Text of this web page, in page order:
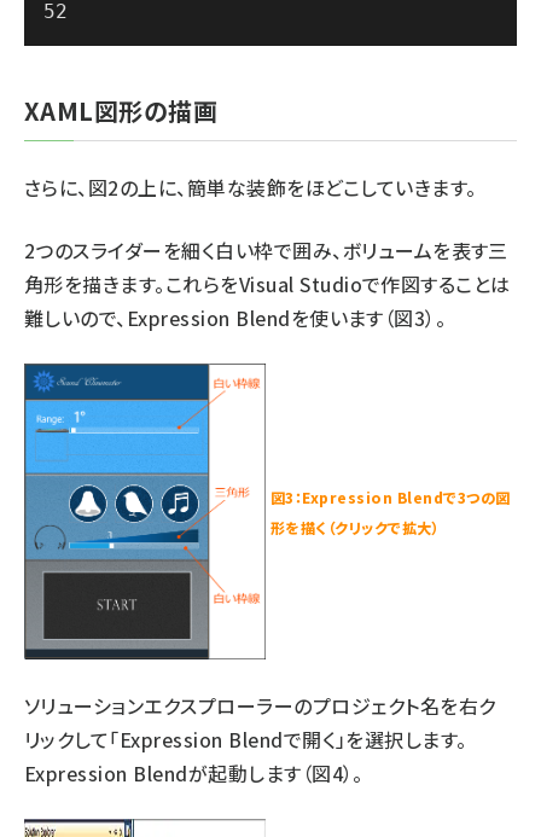
XAML図形の描画
さらに、図2の上に、簡単な装飾をほどこしていきます。
2つのスライダーを細く白い枠で囲み、ボリュームを表す三
角形を描きます。これらをVisual Studioで作図することは
難しいので、Expression Blendを使います（図3）。
図3：Expression Blendで3つの図
形を描く（クリックで拡大）
ソリューションエクスプローラーのプロジェクト名を右ク
リックして「Expression Blendで開く」を選択します。
Expression Blendが起動します（図4）。